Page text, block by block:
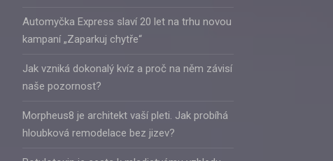
Automyčka Express slaví 20 let na trhu novou
kampaní „Zaparkuj chytře“
Jak vzniká dokonalý kvíz a proč na něm závisí
naše pozornost?
Morpheus8 je architekt vaší pleti. Jak probíhá
hloubková remodelace bez jizev?